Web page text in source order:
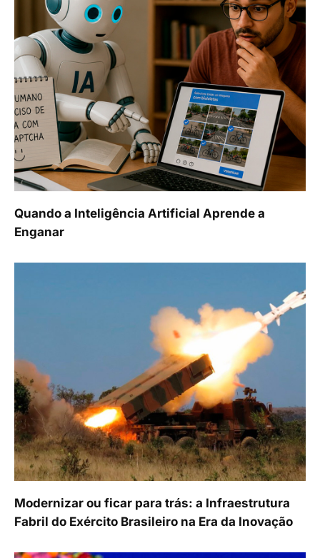
Quando a Inteligência Artificial Aprende a
Enganar
Modernizar ou ficar para trás: a Infraestrutura
Fabril do Exército Brasileiro na Era da Inovação